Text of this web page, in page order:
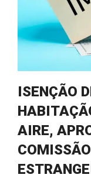
ISENÇÃO
AIRE,